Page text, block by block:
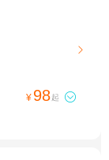

¥ 98起 